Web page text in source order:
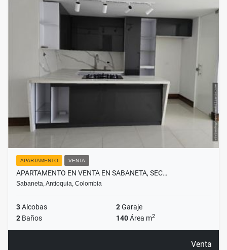
APARTAMENTO VENTA
APARTAMENTO EN VENTA EN SABANETA, SEC…
Sabaneta, Antioquia, Colombia
3Alcobas 2Garaje
2 Baños 140Área m2
Venta